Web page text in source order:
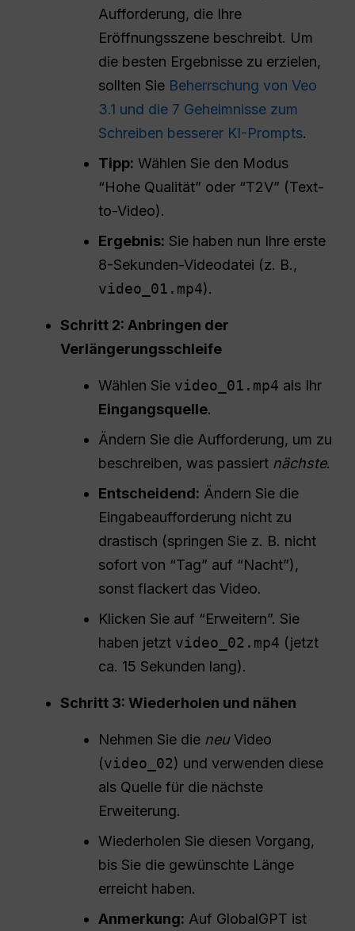
Aufforderung, die Ihre
Eröffnungsszene beschreibt. Um
die besten Ergebnisse zu erzielen,
sollten Sie Beherrschung von Veo
3.1 und die 7 Geheimnisse zum
Schreiben besserer KI-Prompts.
Tipp: Wählen Sie den Modus
“Hohe Qualität” oder “T2V” (Text-
to-Video).
Ergebnis: Sie haben nun Ihre erste
8-Sekunden-Videodatei (z. B.,
video_01.mp4).
Schritt 2: Anbringen der
Verlängerungsschleife
Wählen Sie video_01.mp4 als Ihr
Eingangsquelle.
Ändern Sie die Aufforderung, um zu
beschreiben, was passiert nächste.
Entscheidend: Ändern Sie die
Eingabeaufforderung nicht zu
drastisch (springen Sie z. B. nicht
sofort von “Tag” auf “Nacht”),
sonst flackert das Video.
Klicken Sie auf “Erweitern”. Sie
haben jetzt video_02.mp4 (jetzt
ca. 15 Sekunden lang).
Schritt 3: Wiederholen und nähen
Nehmen Sie die neuVideo
(video_02) und verwenden diese
als Quelle für die nächste
Erweiterung.
Wiederholen Sie diesen Vorgang,
bis Sie die gewünschte Länge
erreicht haben.
Anmerkung: Auf GlobalGPT ist